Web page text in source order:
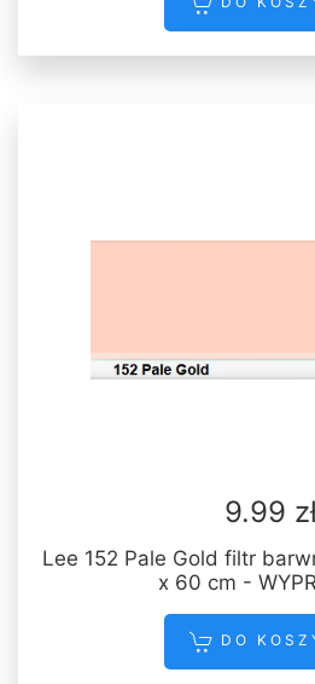
9.99
Lee 152 Pale Gold filtr
x 60 cm -
DO